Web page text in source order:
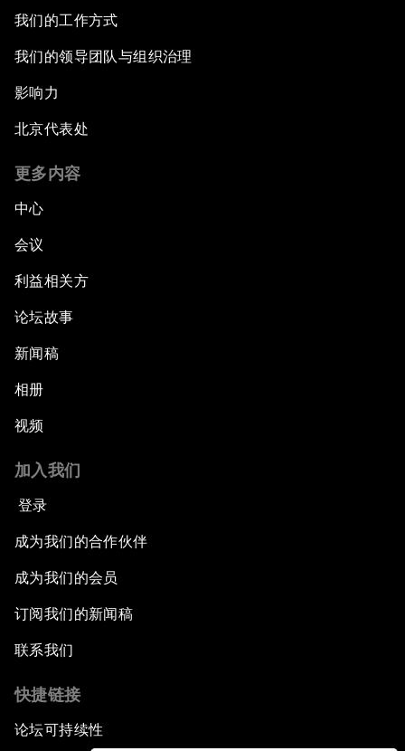
我们的工作方式
我们的领导团队与组织治理
影响力
北京代表处
更多内容
中心
会议
利益相关方
论坛故事
新闻稿
相册
视频
加入我们
登录
成为我们的合作伙伴
成为我们的会员
订阅我们的新闻稿
联系我们
快捷链接
论坛可持续性